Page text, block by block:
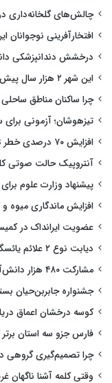
چالش‌های گلخانه‌داری در
افتخارآفرینی نوجوانان
درخشش دندانپزشکی
این شهر ۲ هزار سال پیش چه بویی می‌داد
چرا ساکنان مناطق
تیزهوشان؛ آزمونی
افزایش ۷۰ درصدی خطر ALS با تماس زیاد با علف‌کش‌ها
آنتروپیک حالت صوتی
پیشنهاد وزارت علوم
افزایش ماندگاری میوه و
عضویت ایرانداک در
دیابت نوع ۲ علائم یائسگی را تشدید می‌کند
مشارکت ۴۸۰ هزار دانش‌آموز فارس در جشنواره استانی جابر بن حیان
جشنواره جابربن‌حیان
کوسه درخشان اعماق
فارس جزو سه استان برتر
چرا تصمیم‌گیری گروهی
وقتی کلمه آشنا ناگهان